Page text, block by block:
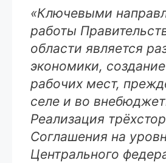
«Ключевыми
работы
области является
экономики,
рабочих мест,
селе и во
Реализация
Соглашения на
Центрального